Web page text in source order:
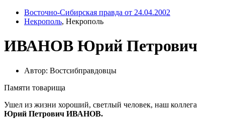
Восточно-Сибирская правда от 24.04.2002
Некрополь, Некрополь
ИВАНОВ Юрий Петрович
Автор: Востсибправдовцы
Памяти товарища
Ушел из жизни хороший, светлый человек, наш коллега
Юрий Петрович ИВАНОВ.